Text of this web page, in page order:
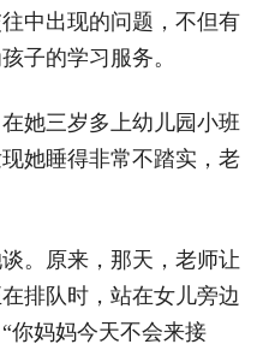
中出现的问题，不但有
子的学习服务。
她三岁多上幼儿园小班
她睡得非常不踏实，老
。原来，那天，老师让
排队时，站在女儿旁边
你妈妈今天不会来接